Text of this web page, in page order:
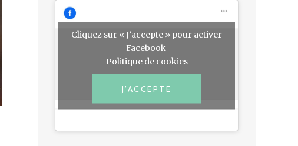
Cliquez sur « J’accepte » pour activer
Facebook
Politique de cookies
J’ACCEPTE